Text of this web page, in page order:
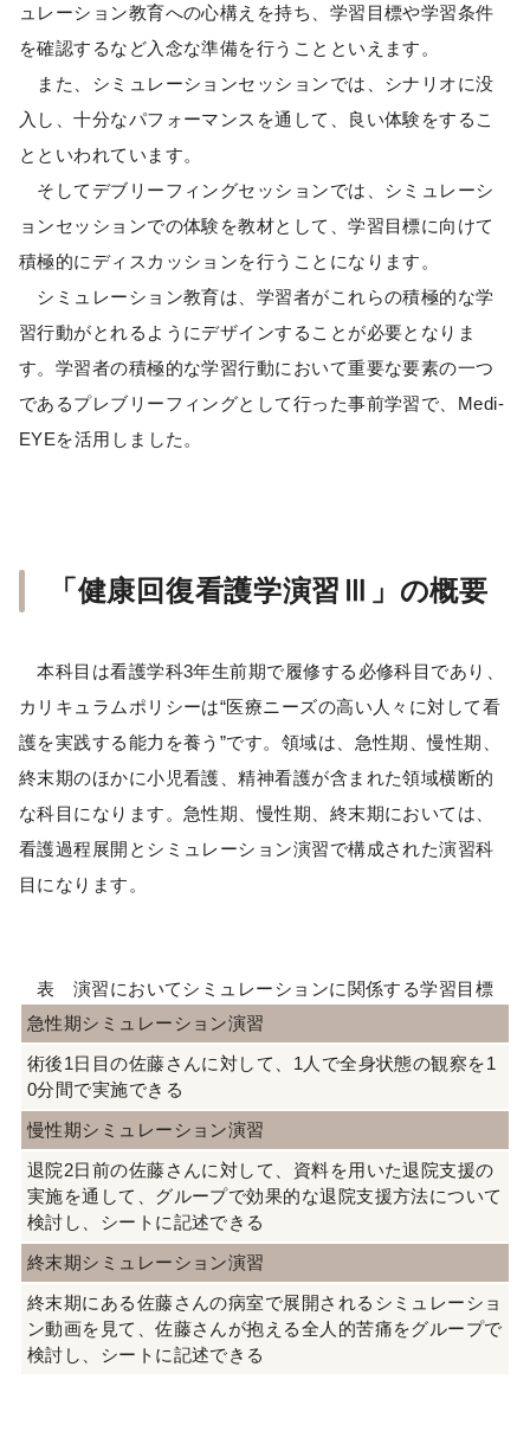
ュレーション教育への心構えを持ち、学習目標や学習条件
を確認するなど入念な準備を行うことといえます。
また、シミュレーションセッションでは、シナリオに没
入し、十分なパフォーマンスを通して、良い体験をするこ
とといわれています。
そしてデブリーフィングセッションでは、シミュレーシ
ョンセッションでの体験を教材として、学習目標に向けて
積極的にディスカッションを行うことになります。
シミュレーション教育は、学習者がこれらの積極的な学
習行動がとれるようにデザインすることが必要となりま
す。学習者の積極的な学習行動において重要な要素の一つ
であるプレブリーフィングとして行った事前学習で、Medi-
EYEを活用しました。
「健康回復看護学演習Ⅲ」の概要
本科目は看護学科3年生前期で履修する必修科目であり、
カリキュラムポリシーは“医療ニーズの高い人々に対して看
護を実践する能力を養う”です。領域は、急性期、慢性期、
終末期のほかに小児看護、精神看護が含まれた領域横断的
な科目になります。急性期、慢性期、終末期においては、
看護過程展開とシミュレーション演習で構成された演習科
目になります。
表 演習においてシミュレーションに関係する学習目標
急性期シミュレーション演習
術後1日目の佐藤さんに対して、1人で全身状態の観察を1
0分間で実施できる
慢性期シミュレーション演習
退院2日前の佐藤さんに対して、資料を用いた退院支援の
実施を通して、グループで効果的な退院支援方法について
検討し、シートに記述できる
終末期シミュレーション演習
終末期にある佐藤さんの病室で展開されるシミュレーショ
ン動画を見て、佐藤さんが抱える全人的苦痛をグループで
検討し、シートに記述できる